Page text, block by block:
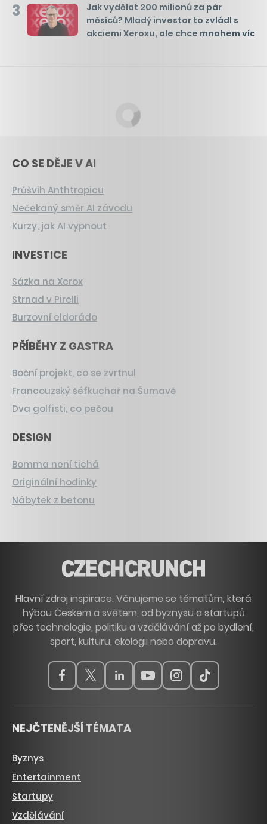
3
Jak vydělat 200 milionů za pár
měsíců? Mladý investor to zvládl s
akciemi Xeroxu, ale chce mnohem víc
CO SE DĚJE V AI
Průšvih Anthtropicu
Nečekaný směr AI závodu
Kurzy, jak AI vypnout
INVESTICE
Sázka na Xerox
Strnad v Pirelli
Burzovní eldorádo
PŘÍBĚHY Z GASTRA
Boční projekt, co se zvrtnul
Francouzský šéfkuchař na Šumavě
Dva golfisti, co pečou
DESIGN
Bomma není tichá
Originální hodinky
Nábytek z betonu
Hlavní zdroj inspirace. Věnujeme se tématům, která
hýbou Českem a světem, od byznysu a startupů
přes technologie, politiku a vzdělávání až po bydlení,
sport, kulturu, ekologii nebo dopravu.
NEJČTENĚJŠÍ TÉMATA
Byznys
Entertainment
Startupy
Vzdělávání